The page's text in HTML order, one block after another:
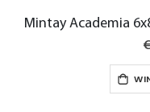
Mintay Academia